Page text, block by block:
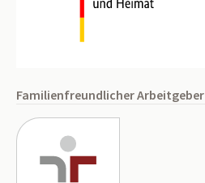
Familienfreundlicher Arbeitgeber